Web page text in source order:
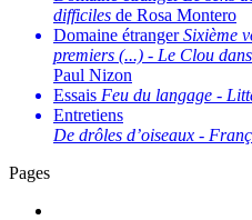
difficiles de Rosa Montero
Domaine étrangerSixième
premiers (...) - Le Clou
Paul Nizon
Essais Feu du langage -
Entretiens
De drôles d’oiseaux -
Pages